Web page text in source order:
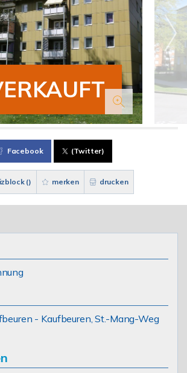
Facebook (Twitter)
() merken drucken
- Kaufbeuren, St.-Mang-Weg